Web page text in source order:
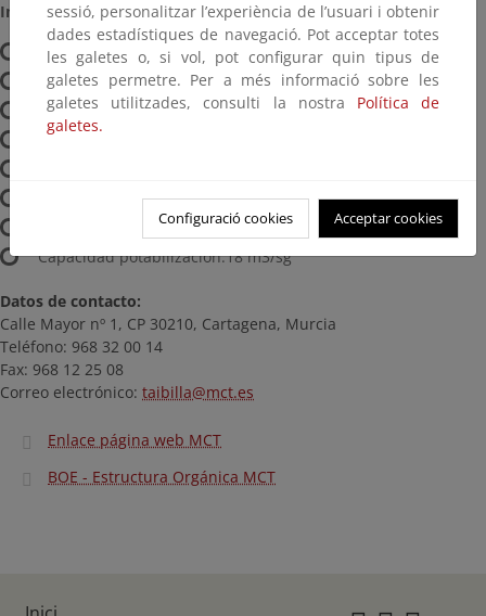
Infraestructuras:
Presas:2
Ramales:3.000 km
Plantas Desaladoras:4
Embalses de seguridad:4
Plantas Potabilizadoras:6
Grandes estaciones de bombeo:10
Capacidad potabilización:18 m3/sg
Datos de contacto:
Calle Mayor nº 1, CP 30210, Cartagena, Murcia
Teléfono: 968 32 00 14
Fax: 968 12 25 08
Correo electrónico: taibilla@mct.es
Enlace página web MCT
BOE - Estructura Orgánica MCT
sessió, personalitzar l’experiència de l’usuari i obtenir
dades estadístiques de navegació. Pot acceptar totes
les galetes o, si vol, pot configurar quin tipus de
galetes permetre. Per a més informació sobre les
galetes utilitzades, consulti la nostra Política de
galetes.
Configuració cookies Acceptar cookies